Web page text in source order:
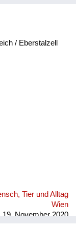
/ Eberstalzell
Tier und Alltag
Wien
19. November 2020